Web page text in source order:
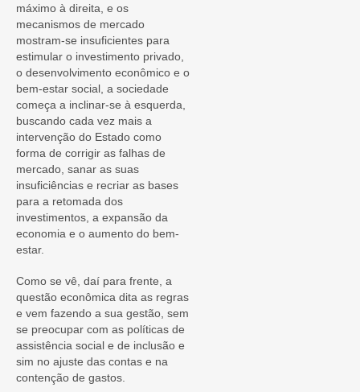
máximo à direita, e os
mecanismos de mercado
mostram-se insuficientes para
estimular o investimento privado,
o desenvolvimento econômico e o
bem-estar social, a sociedade
começa a inclinar-se à esquerda,
buscando cada vez mais a
intervenção do Estado como
forma de corrigir as falhas de
mercado, sanar as suas
insuficiências e recriar as bases
para a retomada dos
investimentos, a expansão da
economia e o aumento do bem-
estar.
Como se vê, daí para frente, a
questão econômica dita as regras
e vem fazendo a sua gestão, sem
se preocupar com as políticas de
assistência social e de inclusão e
sim no ajuste das contas e na
contenção de gastos.